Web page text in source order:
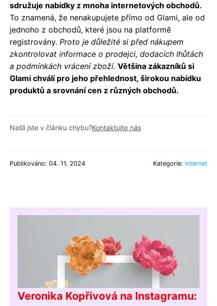
sdružuje nabídky z mnoha internetových obchodů.
To znamená, že nenakupujete přímo od Glami, ale od
jednoho z obchodů, které jsou na platformě
registrovány. Proto je důležité si před nákupem
zkontrolovat informace o prodejci, dodacích lhůtách
a podmínkách vrácení zboží. Většina zákazníků si
Glami chválí pro jeho přehlednost, širokou nabídku
produktů a srovnání cen z různých obchodů.
Našli jste v článku chybu?Kontaktujte nás
Publikováno: 04. 11. 2024 Kategorie: internet
Veronika Kopřivová na Instagramu: